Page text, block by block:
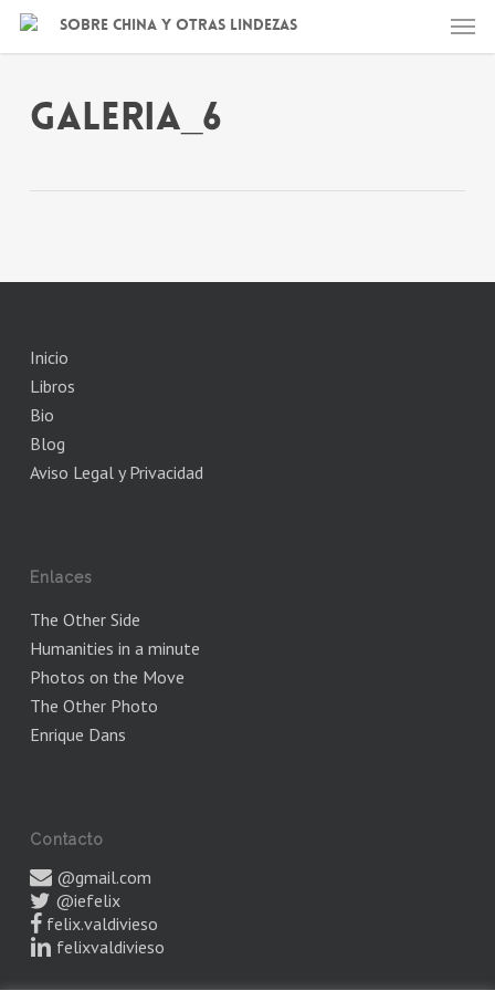
Skip
main
Sobre China y otras lindezas Menu
galeria_6
Inicio
Libros
Bio
Blog
Aviso Legal y Privacidad
Enlaces
The Other Side
Humanities in a minute
Photos on the Move
The Other Photo
Enrique Dans
Contacto
@gmail.com
@iefelix
felix.valdivieso
felixvaldivieso